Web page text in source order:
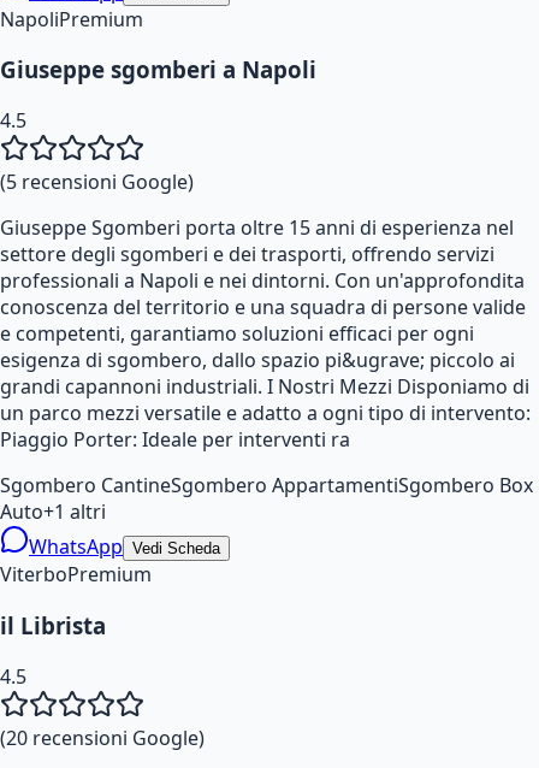
NapoliPremium
Giuseppe sgomberi a Napoli
4.5
(5 recensioni Google)
Giuseppe Sgomberi porta oltre 15 anni di esperienza nel
settore degli sgomberi e dei trasporti, offrendo servizi
professionali a Napoli e nei dintorni. Con un'approfondita
conoscenza del territorio e una squadra di persone valide
e competenti, garantiamo soluzioni efficaci per ogni
esigenza di sgombero, dallo spazio pi&ugrave; piccolo ai
grandi capannoni industriali. I Nostri Mezzi Disponiamo di
un parco mezzi versatile e adatto a ogni tipo di intervento:
Piaggio Porter: Ideale per interventi ra
Sgombero CantineSgombero AppartamentiSgombero Box
Auto+1 altri
WhatsApp Vedi Scheda
ViterboPremium
il Librista
4.5
(20 recensioni Google)